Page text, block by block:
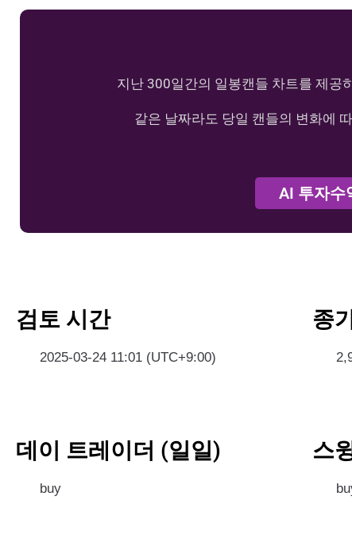
지난 300일간의 일봉캔들 차트를 제공
같은 날짜라도 당일 캔들의 변화에
AI 투자수
검토 시간
2025-03-24 11:01 (UTC+9:00)
종
데이 트레이더 (일일)
buy
스